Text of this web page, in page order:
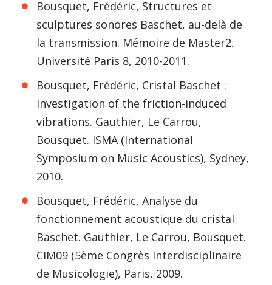
Bousquet, Frédéric, Structures et
sculptures sonores Baschet, au-delà de
la transmission. Mémoire de Master2.
Université Paris 8, 2010-2011.
Bousquet, Frédéric, Cristal Baschet :
Investigation of the friction-induced
vibrations. Gauthier, Le Carrou,
Bousquet. ISMA (International
Symposium on Music Acoustics), Sydney,
2010.
Bousquet, Frédéric, Analyse du
fonctionnement acoustique du cristal
Baschet. Gauthier, Le Carrou, Bousquet.
CIM09 (5ème Congrès Interdisciplinaire
de Musicologie), Paris, 2009.